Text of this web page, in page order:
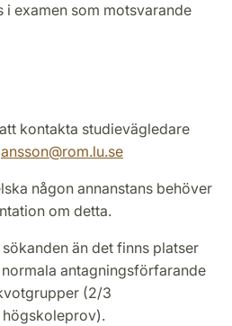
examen som motsvarande
kontakta studievägledare
@rom.lu.se
någon annanstans behöver
om detta.
än det finns platser
antagningsförfarande
(2/3